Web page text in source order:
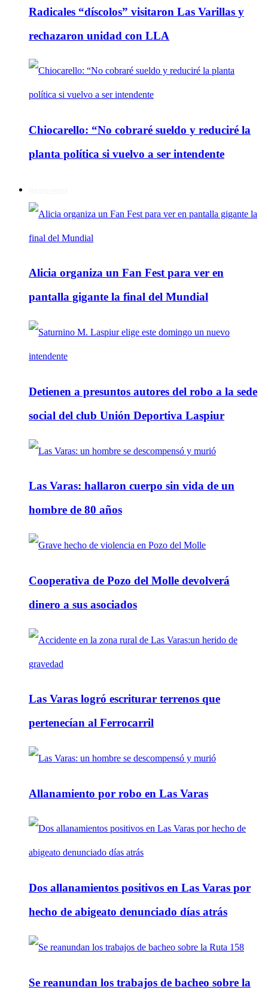
Radicales “díscolos” visitaron Las Varillas y
rechazaron unidad con LLA
Chiocarello: “No cobraré sueldo y reduciré la
planta política si vuelvo a ser intendente
Alicia organiza un Fan Fest para ver en
pantalla gigante la final del Mundial
Detienen a presuntos autores del robo a la sede
social del club Unión Deportiva Laspiur
Las Varas: hallaron cuerpo sin vida de un
hombre de 80 años
Cooperativa de Pozo del Molle devolverá
dinero a sus asociados
Las Varas logró escriturar terrenos que
pertenecían al Ferrocarril
Allanamiento por robo en Las Varas
Dos allanamientos positivos en Las Varas por
hecho de abigeato denunciado días atrás
Se reanundan los trabajos de bacheo sobre la